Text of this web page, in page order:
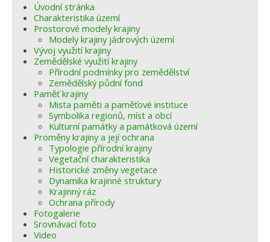
Zaniklé krajiny
Odkazy
Fórum
Autoři
Úvodní stránka
Charakteristika území
Prostorové modely krajiny
Modely krajiny jádrových území
Vývoj využití krajiny
Zemědělské využití krajiny
Přírodní podmínky pro zemědělství
Zemědělský půdní fond
Paměť krajiny
Mista paměti a paměťové instituce
Symbolika regionů, míst a obcí
Kulturní památky a památková území
Proměny krajiny a její ochrana
Typologie přírodní krajiny
Vegetační charakteristika
Historické změny vegetace
Dynamika krajinné struktury
Krajinný ráz
Ochrana přírody
Fotogalerie
Srovnávací foto
Video